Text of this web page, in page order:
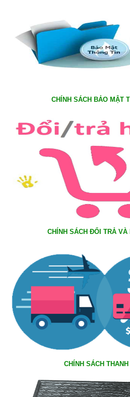
CHÍNH SÁCH BẢO MẬT
CHÍNH SÁCH ĐỔI TRẢ VÀ
CHÍNH SÁCH